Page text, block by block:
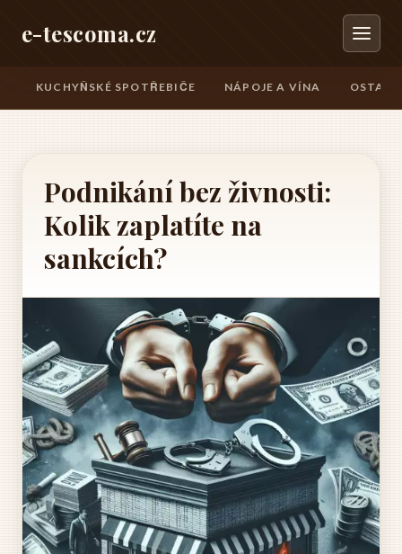
e-tescoma.cz
KUCHYŇSKÉ SPOTŘEBIČE NÁPOJE A VÍNA
Podnikání bez živnosti:
Kolik zaplatíte na
sankcích?